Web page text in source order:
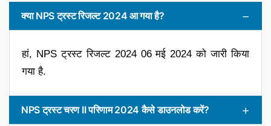
क्या NPS ट्रस्ट रिजल्ट 2024 आ गया है?
हां, NPS ट्रस्ट रिजल्ट 2024 06 मई 2024 को जारी किया
गया है.
NPS ट्रस्ट चरण II परिणाम 2024 कैसे डाउनलोड करें?